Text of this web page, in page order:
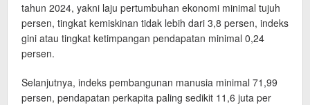
tahun 2024, yakni laju pertumbuhan ekonomi minimal tujuh
persen, tingkat kemiskinan tidak lebih dari 3,8 persen, indeks
gini atau tingkat ketimpangan pendapatan minimal 0,24
persen.
Selanjutnya, indeks pembangunan manusia minimal 71,99
persen, pendapatan perkapita paling sedikit 11,6 juta per